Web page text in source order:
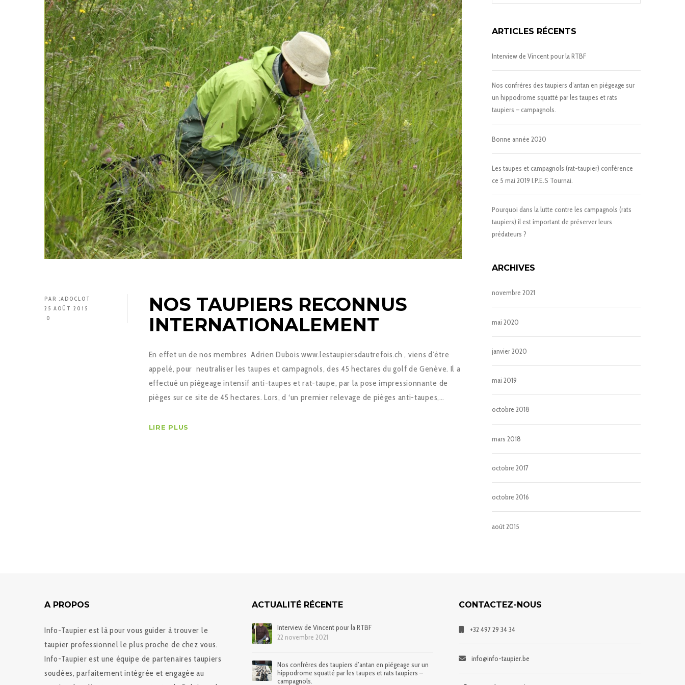
PAR :ADOCLOT
25 AOÛT 2015
0
NOS TAUPIERS RECONNUS
INTERNATIONALEMENT
En effet un de nos membres Adrien Dubois www.lestaupiersdautrefois.ch , viens d’être
appelé, pour neutraliser les taupes et campagnols, des 45 hectares du golf de Genève. Il a
effectué un piégeage intensif anti-taupes et rat-taupe, par la pose impressionnante de
pièges sur ce site de 45 hectares. Lors, d ‘un premier relevage de pièges anti-taupes,…
LIRE PLUS
ARTICLES RÉCENTS
Interview de Vincent pour la RTBF
Nos confrères des taupiers d’antan en piégeage sur
un hippodrome squatté par les taupes et rats
taupiers – campagnols.
Bonne année 2020
Les taupes et campagnols (rat-taupier) conférence
ce 5 mai 2019 I.P.E.S Tournai.
Pourquoi dans la lutte contre les campagnols (rats
taupiers) il est important de préserver leurs
prédateurs ?
ARCHIVES
novembre 2021
mai 2020
janvier 2020
mai 2019
octobre 2018
mars 2018
octobre 2017
octobre 2016
août 2015
A PROPOS
Info-Taupier est là pour vous guider à trouver le
taupier professionnel le plus proche de chez vous.
Info-Taupier est une équipe de partenaires taupiers
soudées, parfaitement intégrée et engagée au
ACTUALITÉ RÉCENTE
Interview de Vincent pour la RTBF
22 novembre 2021
Nos confrères des taupiers d’antan en piégeage sur un
hippodrome squatté par les taupes et rats taupiers –
campagnols.
CONTACTEZ-NOUS
+32 497 29 34 34
info@info-taupier.be